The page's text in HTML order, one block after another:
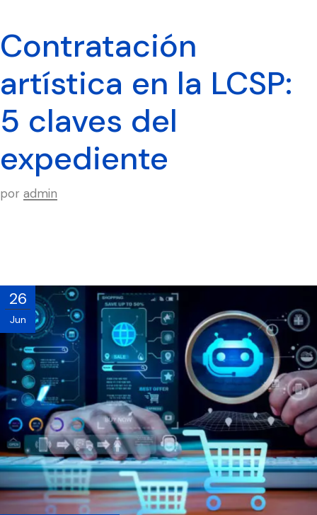
Contratación
artística en la LCSP:
5 claves del
expediente
por admin
26
Jun